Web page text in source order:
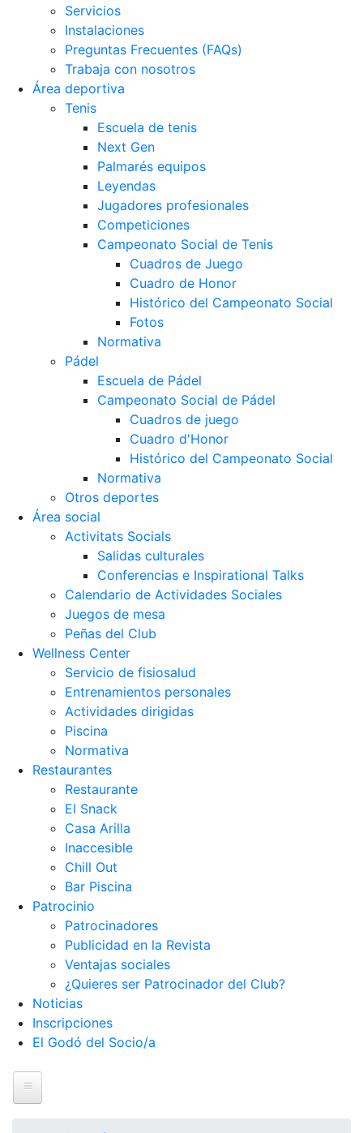
Servicios
Instalaciones
Preguntas Frecuentes (FAQs)
Trabaja con nosotros
Área deportiva
Tenis
Escuela de tenis
Next Gen
Palmarés equipos
Leyendas
Jugadores profesionales
Competiciones
Campeonato Social de Tenis
Cuadros de Juego
Cuadro de Honor
Histórico del Campeonato Social
Fotos
Normativa
Pádel
Escuela de Pádel
Campeonato Social de Pádel
Cuadros de juego
Cuadro d'Honor
Histórico del Campeonato Social
Normativa
Otros deportes
Área social
Activitats Socials
Salidas culturales
Conferencias e Inspirational Talks
Calendario de Actividades Sociales
Juegos de mesa
Peñas del Club
Wellness Center
Servicio de fisiosalud
Entrenamientos personales
Actividades dirigidas
Piscina
Normativa
Restaurantes
Restaurante
El Snack
Casa Arilla
Inaccesible
Chill Out
Bar Piscina
Patrocinio
Patrocinadores
Publicidad en la Revista
Ventajas sociales
¿Quieres ser Patrocinador del Club?
Noticias
Inscripciones
El Godó del Socio/a